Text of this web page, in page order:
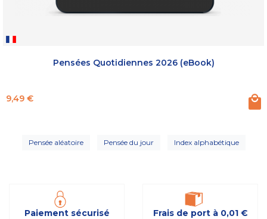
Pensées Quotidiennes 2026 (eBook)
Prix
9,49 €
Pensée aléatoire Pensée du jour Index alphabétique
Paiement sécurisé Frais de port à 0,01 €